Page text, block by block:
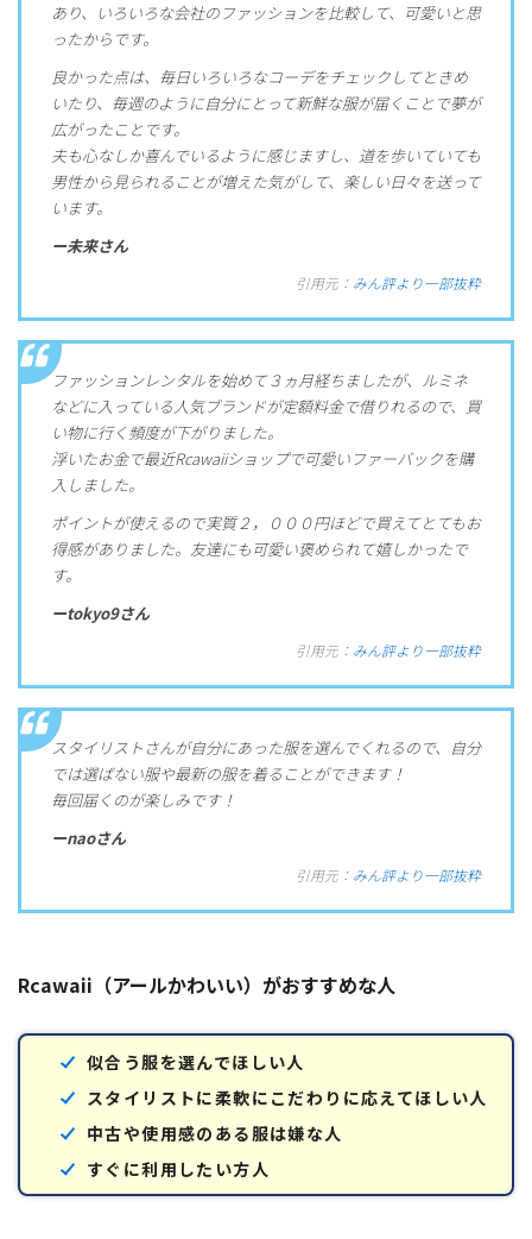
あり、いろいろな会社のファッションを比較して、可愛いと思
ったからです。
良かった点は、毎日いろいろなコーデをチェックしてときめ
いたり、毎週のように自分にとって新鮮な服が届くことで夢が
広がったことです。
夫も心なしか喜んでいるように感じますし、道を歩いていても
男性から見られることが増えた気がして、楽しい日々を送って
います。
ー未来さん
引用元： みん評より一部抜粋
ファッションレンタルを始めて３ヵ月経ちましたが、ルミネ
などに入っている人気ブランドが定額料金で借りれるので、買
い物に行く頻度が下がりました。
浮いたお金で最近Rcawaiiショップで可愛いファーバックを購
入しました。
ポイントが使えるので実質２，０００円ほどで買えてとてもお
得感がありました。友達にも可愛い褒められて嬉しかったで
す。
ーtokyo9さん
引用元： みん評より一部抜粋
スタイリストさんが自分にあった服を選んでくれるので、自分
では選ばない服や最新の服を着ることができます！
毎回届くのが楽しみです！
ーnaoさん
引用元： みん評より一部抜粋
Rcawaii（アールかわいい）がおすすめな人
似合う服を選んでほしい人
スタイリストに柔軟にこだわりに応えてほしい人
中古や使用感のある服は嫌な人
すぐに利用したい方人